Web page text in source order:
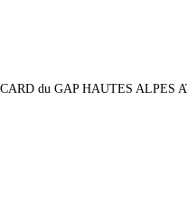
du GAP HAUTES ALPES